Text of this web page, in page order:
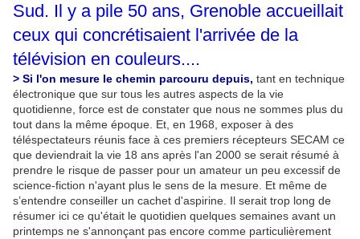
Sud. Il y a pile 50 ans, Grenoble accueillait
ceux qui concrétisaient l'arrivée de la
télévision en couleurs....
> Si l'on mesure le chemin parcouru depuis, tant en technique
électronique que sur tous les autres aspects de la vie
quotidienne, force est de constater que nous ne sommes plus du
tout dans la même époque. Et, en 1968, exposer à des
téléspectateurs réunis face à ces premiers récepteurs SECAM ce
que deviendrait la vie 18 ans après l'an 2000 se serait résumé à
prendre le risque de passer pour un amateur un peu excessif de
science-fiction n'ayant plus le sens de la mesure. Et même de
s’entendre conseiller un cachet d'aspirine. Il serait trop long de
résumer ici ce qu'était le quotidien quelques semaines avant un
printemps ne s'annonçant pas encore comme particulièrement